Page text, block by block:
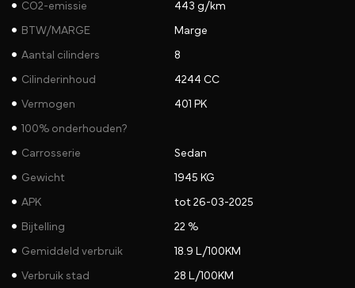
CO2-emissie 443 g/km
BTW/MARGE Marge
Aantal cilinders 8
Cilinderinhoud 4244 CC
Vermogen 401 PK
100% onderhouden?
Carrosserie Sedan
Gewicht 1945 KG
APK tot 26-03-2025
Bijtelling 22 %
Gemiddeld verbruik 18.9 L/100KM
Verbruik stad 28 L/100KM